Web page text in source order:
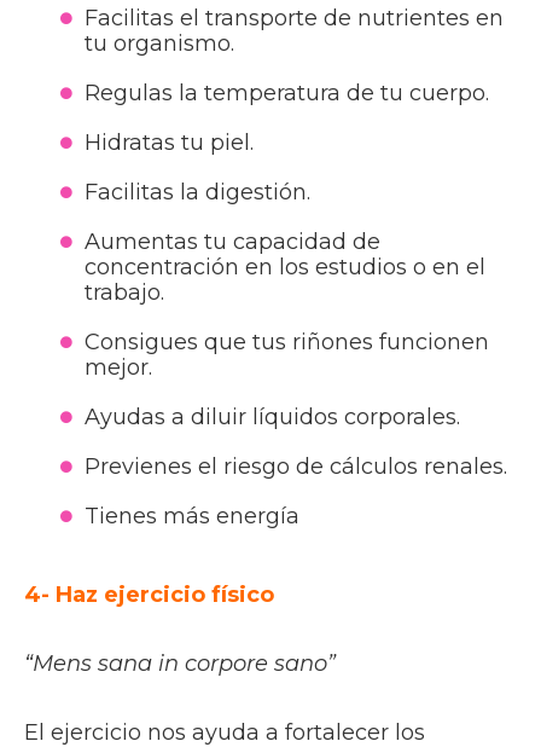
Facilitas el transporte de nutrientes en
tu organismo.
Regulas la temperatura de tu cuerpo.
Hidratas tu piel.
Facilitas la digestión.
Aumentas tu capacidad de
concentración en los estudios o en el
trabajo.
Consigues que tus riñones funcionen
mejor.
Ayudas a diluir líquidos corporales.
Previenes el riesgo de cálculos renales.
Tienes más energía
4- Haz ejercicio físico
“Mens sana in corpore sano”
El ejercicio nos ayuda a fortalecer los